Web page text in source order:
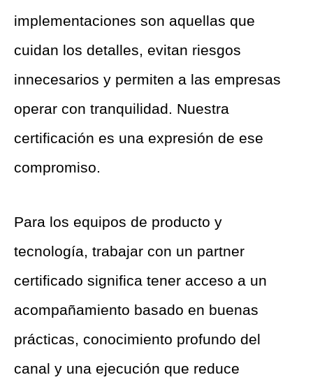
implementaciones son aquellas que
cuidan los detalles, evitan riesgos
innecesarios y permiten a las empresas
operar con tranquilidad. Nuestra
certificación es una expresión de ese
compromiso.
Para los equipos de producto y
tecnología, trabajar con un partner
certificado significa tener acceso a un
acompañamiento basado en buenas
prácticas, conocimiento profundo del
canal y una ejecución que reduce